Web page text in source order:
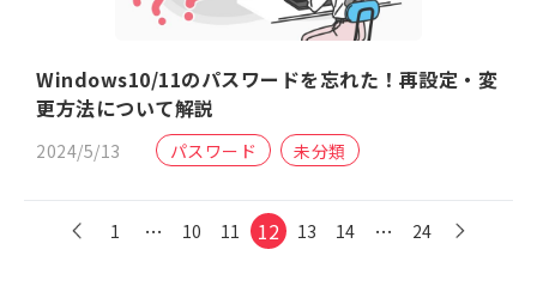
Windows10/11のパスワードを忘れた！再設定・変
更方法について解説
2024/5/13 パスワード 未分類
1 … 10 11 12 13 14 … 24